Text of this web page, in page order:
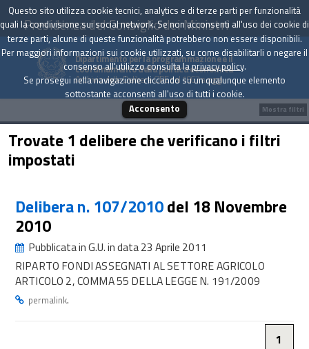
Presidenza del Consiglio dei Ministri
Dipartimento per la programmazione e il
coordinamento della politica economica
Archivio delle Delibere CIPE dal 1967 a oggi
Trovate 1 delibere che verificano i filtri
impostati
Delibera n. 107/2010del 18 Novembre
2010
Pubblicata in G.U. in data 23 Aprile 2011
RIPARTO FONDI ASSEGNATI AL SETTORE AGRICOLO
ARTICOLO 2, COMMA 55 DELLA LEGGE N. 191/2009
permalink.
1
Mostra filtri
Questo sito utilizza cookie tecnici, analytics e di terze parti per funzionalità
quali la condivisione sui social network. Se non acconsenti all'uso dei cookie di
terze parti, alcune di queste funzionalità potrebbero non essere disponibili.
Per maggiori informazioni sui cookie utilizzati, su come disabilitarli o negare il
consenso all'utilizzo consulta laprivacy policy.
Se prosegui nella navigazione cliccando su un qualunque elemento
sottostante acconsenti all'uso di tutti i cookie.
Acconsento